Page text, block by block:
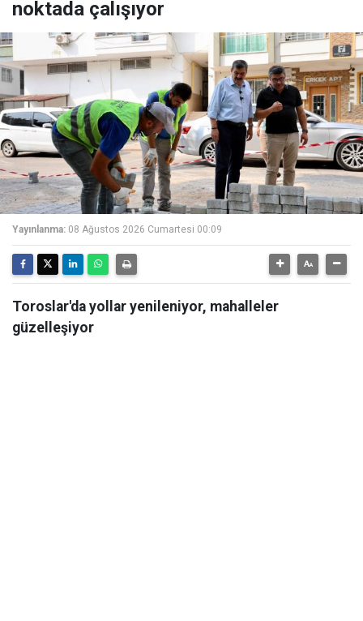
noktada çalışıyor
Yayınlanma: 08 Ağustos 2026 Cumartesi 00:09
Toroslar'da yollar yenileniyor, mahalleler
güzelleşiyor